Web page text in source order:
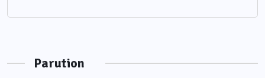
Parution